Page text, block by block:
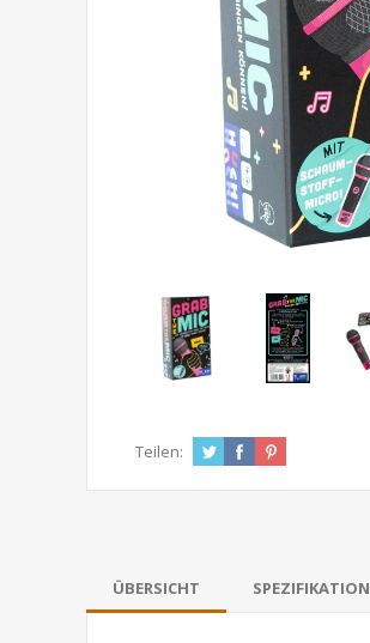
Teilen:
ÜBERSICHT SPEZIFIKATION